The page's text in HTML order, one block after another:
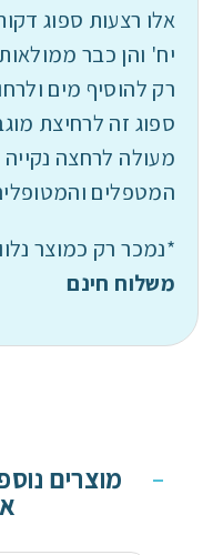
יח' והן כבר
רק להוסיף מים
ספוג זה לרחיצת
מעולה לרחצה
המטפלים
*נמכר רק כמוצר
משלוח חינם
מוצרים